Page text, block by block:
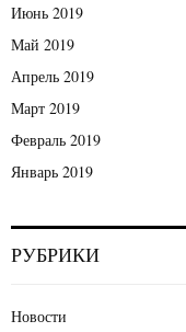
Июнь 2019
Май 2019
Апрель 2019
Март 2019
Февраль 2019
Январь 2019
РУБРИКИ
Новости